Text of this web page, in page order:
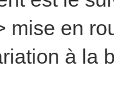
mise en
à la